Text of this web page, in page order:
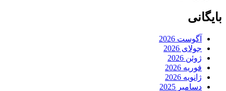
بایگانی
آگوست 2026
جولای 2026
ژوئن 2026
فوریه 2026
ژانویه 2026
دسامبر 2025